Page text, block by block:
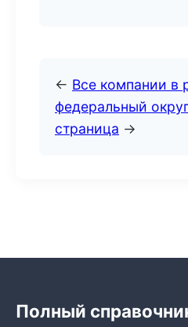
← Все компании
федеральный
страница →
Полный